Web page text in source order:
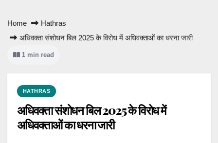
Home
Hathras
अधिवक्ता संशोधन बिल 2025 के विरोध में अधिवक्ताओं का धरना जारी
1 min read
HATHRAS
अधिवक्ता संशोधन बिल 2025 के विरोध में
अधिवक्ताओं का धरना जारी